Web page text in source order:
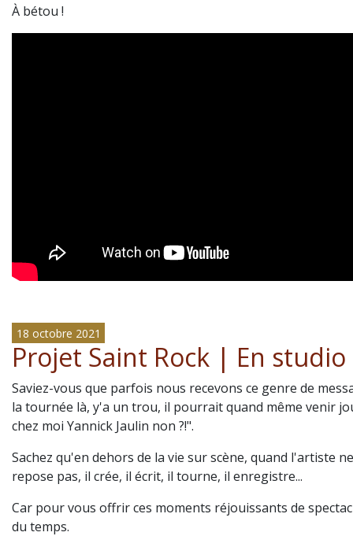
À bétou !
18 octobre 2021
Projet Saint Rock | En studio
Saviez-vous que parfois nous recevons ce genre de
la tournée là, y'a un trou, il pourrait quand même venir
chez moi Yannick Jaulin non ?!".
Sachez qu'en dehors de la vie sur scène, quand l'artiste
repose pas, il crée, il écrit, il tourne, il enregistre...
Car pour vous offrir ces moments réjouissants de
du temps.